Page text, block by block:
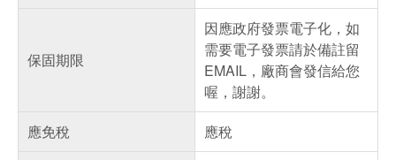
保固期限
因應政府發票電子化，如
需要電子發票請於備註留
EMAIL，廠商會發信給您
喔，謝謝。
應免稅
應稅